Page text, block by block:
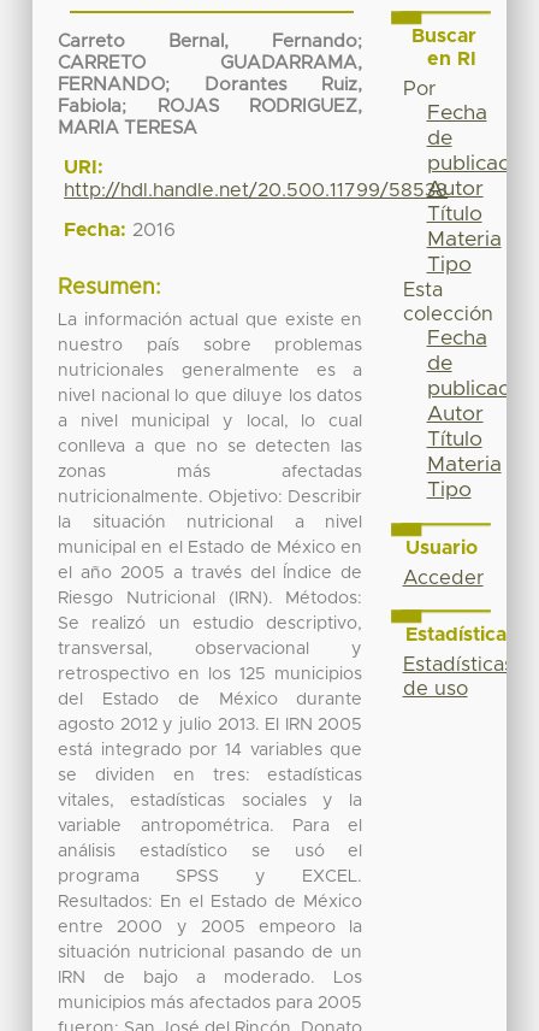
Carreto Bernal, Fernando;
CARRETO GUADARRAMA,
FERNANDO;
Dorantes Ruiz,
Fabiola;
ROJAS RODRIGUEZ,
MARIA TERESA
URI:
http://hdl.handle.net/20.500.11799/58538
Fecha: 2016
Resumen:
La información actual que existe en
nuestro país sobre problemas
nutricionales generalmente es a
nivel nacional lo que diluye los datos
a nivel municipal y local, lo cual
conlleva a que no se detecten las
zonas más afectadas
nutricionalmente. Objetivo: Describir
la situación nutricional a nivel
municipal en el Estado de México en
el año 2005 a través del Índice de
Riesgo Nutricional (IRN). Métodos:
Se realizó un estudio descriptivo,
transversal, observacional y
retrospectivo en los 125 municipios
del Estado de México durante
agosto 2012 y julio 2013. El IRN 2005
está integrado por 14 variables que
se dividen en tres: estadísticas
vitales, estadísticas sociales y la
variable antropométrica. Para el
análisis estadístico se usó el
programa SPSS y EXCEL.
Resultados: En el Estado de México
entre 2000 y 2005 empeoro la
situación nutricional pasando de un
IRN de bajo a moderado. Los
municipios más afectados para 2005
Buscar
en RI
Por
Fecha
de
publicación
Autor
Título
Materia
Tipo
Esta
colección
Fecha
de
publicación
Autor
Título
Materia
Tipo
Usuario
Acceder
Estadísticas
Estadísticas
de uso